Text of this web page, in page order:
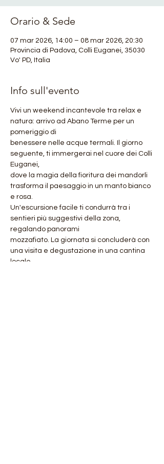
Orario & Sede
07 mar 2026, 14:00 – 08 mar 2026, 20:30
Provincia di Padova, Colli Euganei, 35030
Vo' PD, Italia
Info sull'evento
Vivi un weekend incantevole tra relax e
natura: arrivo ad Abano Terme per un
pomeriggio di
benessere nelle acque termali. Il giorno
seguente, ti immergerai nel cuore dei Colli
Euganei,
dove la magia della fioritura dei mandorli
trasforma il paesaggio in un manto bianco
e rosa.
Un'escursione facile ti condurrà tra i
sentieri più suggestivi della zona,
regalando panorami
mozzafiato. La giornata si concluderà con
una visita e degustazione in una cantina
locale,